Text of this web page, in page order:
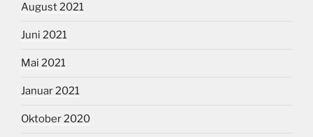
August 2021
Juni 2021
Mai 2021
Januar 2021
Oktober 2020